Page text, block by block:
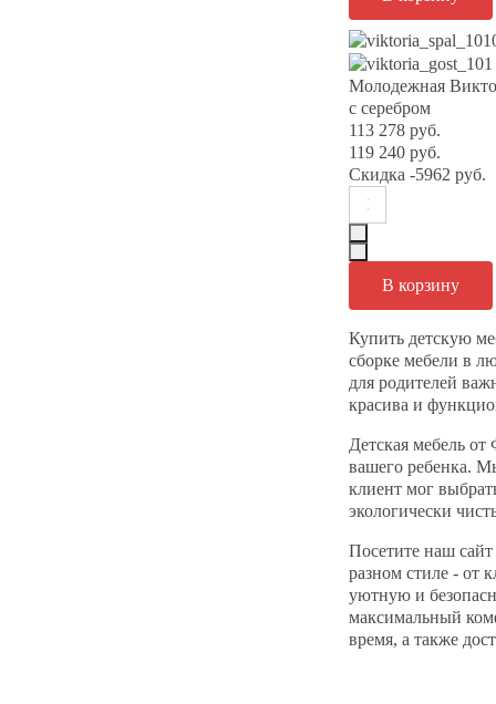
Молодежная
с серебром
113 278 руб.
119 240 руб.
Скидка -5962 руб.
Купить детскую
сборке мебели в
для родителей
красива и
Детская мебель
вашего ребенка.
клиент мог
экологически
Посетите наш
разном стиле - от
уютную и
максимальный
время, а также